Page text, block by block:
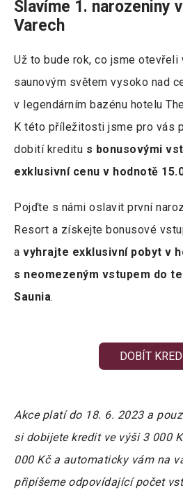
Slavíme 1. narozeniny
Varech
Už to bude rok, co jsme
saunovým světem vysoko nad
v legendárním bazénu hotelu
K této příležitosti jsme pro vás
dobití kreditu s bonusovými
exklusivní cenu v hodnotě
Pojďte s námi oslavit první
Resort a získejte bonusové
a vyhrajte exklusivní pobyt v
s neomezeným vstupem do
Saunia.
DOBÍT
Akce platí do 18. 6. 2023 a
si dobijete kredit ve výši 3 000
000 Kč a automaticky vám na
připíšeme odpovídající počet